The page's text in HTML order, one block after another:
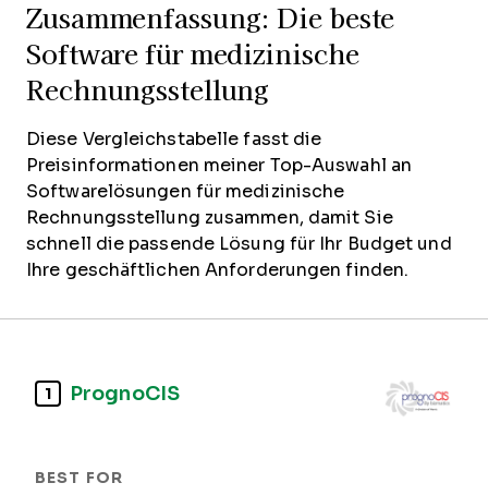
Zusammenfassung: Die beste
Software für medizinische
Rechnungsstellung
Diese Vergleichstabelle fasst die
Preisinformationen meiner Top-Auswahl an
Softwarelösungen für medizinische
Rechnungsstellung zusammen, damit Sie
schnell die passende Lösung für Ihr Budget und
Ihre geschäftlichen Anforderungen finden.
1 PrognoCIS